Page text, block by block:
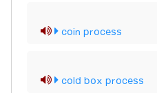
coin process
cold box process